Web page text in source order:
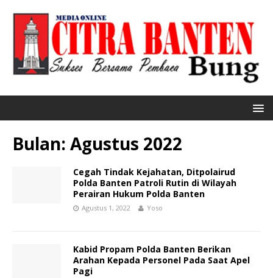
Bulan: Agustus 2022
Cegah Tindak Kejahatan, Ditpolairud
Polda Banten Patroli Rutin di Wilayah
Perairan Hukum Polda Banten
Agustus 1, 2022 Yoso
Kabid Propam Polda Banten Berikan
Arahan Kepada Personel Pada Saat Apel
Pagi